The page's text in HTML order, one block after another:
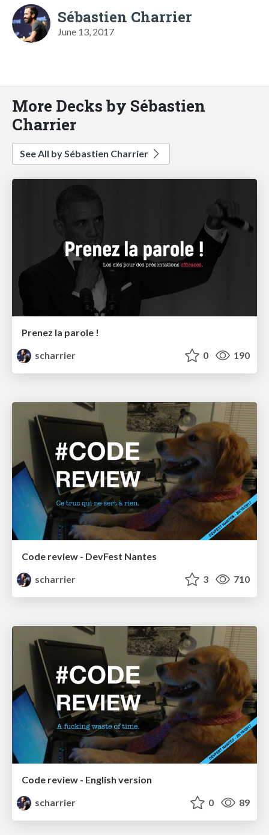
Sébastien Charrier
June 13, 2017
More Decks by Sébastien
Charrier
See All by Sébastien Charrier
Prenez la parole !
scharrier
0 190
Code review - DevFest Nantes
scharrier
3 710
Code review - English version
scharrier
0 89